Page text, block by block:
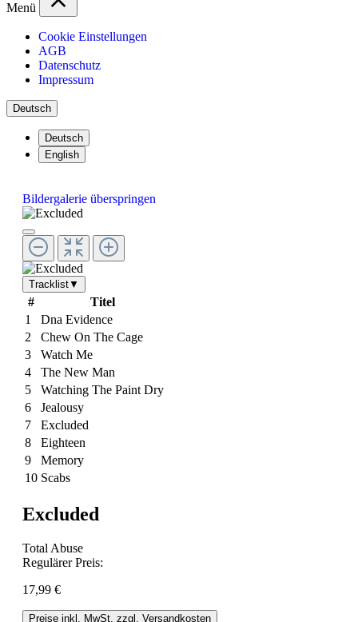
Menü
Cookie Einstellungen
AGB
Datenschutz
Impressum
Deutsch
Deutsch
English
Bildergalerie überspringen
Tracklist▼
#
Titel
1
Dna Evidence
2
Chew On The Cage
3
Watch Me
4
The New Man
5
Watching The Paint Dry
6
Jealousy
7
Excluded
8
Eighteen
9
Memory
10 Scabs
Excluded
Total Abuse
Regulärer Preis:
17,99 €
Preise inkl. MwSt. zzgl. Versandkosten